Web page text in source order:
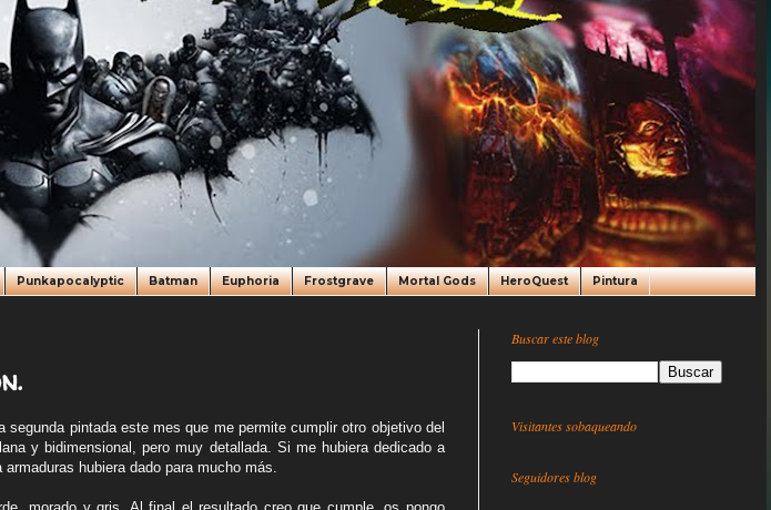
Punkapocalyptic Batman Euphoria Frostgrave Mortal Gods HeroQuest Pintura
pintada este mes que me permite cumplir otro objetivo del
y bidimensional, pero muy detallada. Si me hubiera dedicado a
hubiera dado para mucho más.
Buscar este blog
Visitantes sobaqueando
Seguidores blog